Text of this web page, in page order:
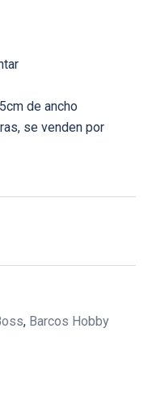
de ancho
se venden por
, Barcos Hobby